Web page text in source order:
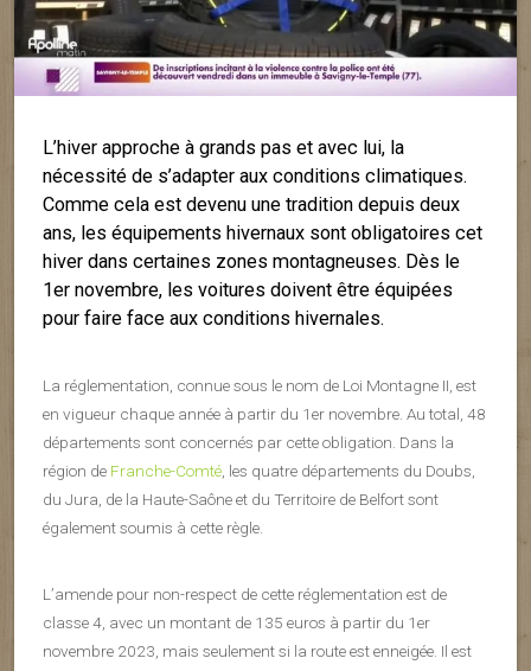
L’hiver approche à grands pas et avec lui, la
nécessité de s’adapter aux conditions climatiques.
Comme cela est devenu une tradition depuis deux
ans, les équipements hivernaux sont obligatoires cet
hiver dans certaines zones montagneuses. Dès le
1er novembre, les voitures doivent être équipées
pour faire face aux conditions hivernales.
La réglementation, connue sous le nom de Loi Montagne II, est
en vigueur chaque année à partir du 1er novembre. Au total, 48
départements sont concernés par cette obligation. Dans la
région de Franche-Comté , les quatre départements du Doubs,
du Jura, de la Haute-Saône et du Territoire de Belfort sont
également soumis à cette règle.
L’amende pour non-respect de cette réglementation est de
classe 4, avec un montant de 135 euros à partir du 1er
novembre 2023, mais seulement si la route est enneigée. Il est